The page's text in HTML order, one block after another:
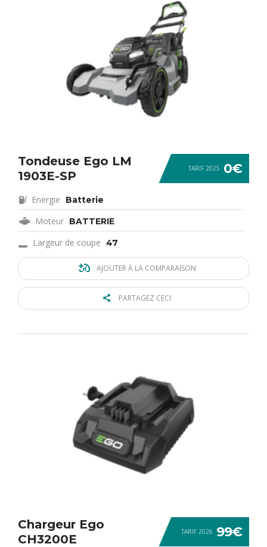
TARIF 2025 0€
Tondeuse Ego LM
1903E-SP
Energie Batterie
Moteur BATTERIE
Largeur de coupe 47
AJOUTER À LA COMPARAISON
PARTAGEZ CECI
TARIF 2026 99€
Chargeur Ego
CH3200E